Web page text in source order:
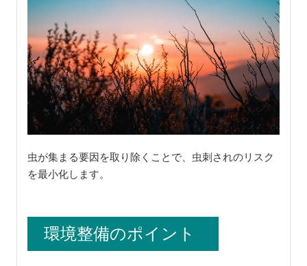
虫が集まる要因を取り除くことで、虫刺されのリスク
を最小化します。
環境整備のポイント